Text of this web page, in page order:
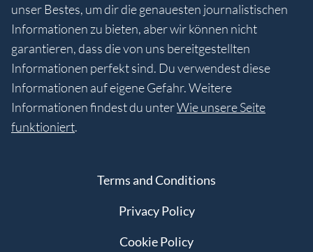
unser Bestes, um dir die genauesten journalistischen
Informationen zu bieten, aber wir können nicht
garantieren, dass die von uns bereitgestellten
Informationen perfekt sind. Du verwendest diese
Informationen auf eigene Gefahr. Weitere
Informationen findest du unterWie unsere Seite
funktioniert.
Terms and Conditions
Privacy Policy
Cookie Policy